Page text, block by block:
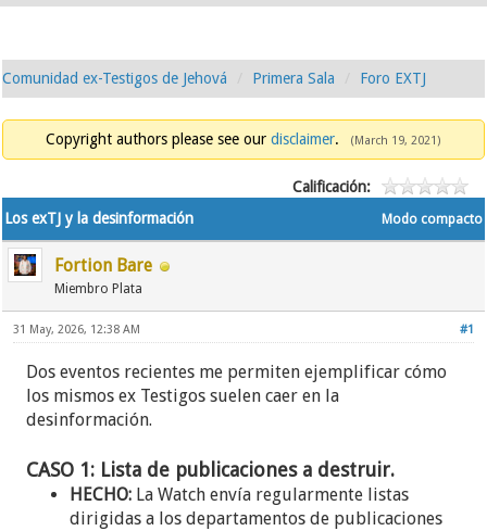
Comunidad ex-Testigos de Jehová Primera Sala Foro EXTJ
Copyright authors please see our disclaimer. (March 19, 2021)
Calificación:
Modo compacto
Los exTJ y la desinformación
Fortion Bare
Miembro Plata
#1
31 May, 2026, 12:38 AM
Dos eventos recientes me permiten ejemplificar cómo
los mismos ex Testigos suelen caer en la
desinformación.
CASO 1: Lista de publicaciones a destruir.
HECHO: La Watch envía regularmente listas
dirigidas a los departamentos de publicaciones